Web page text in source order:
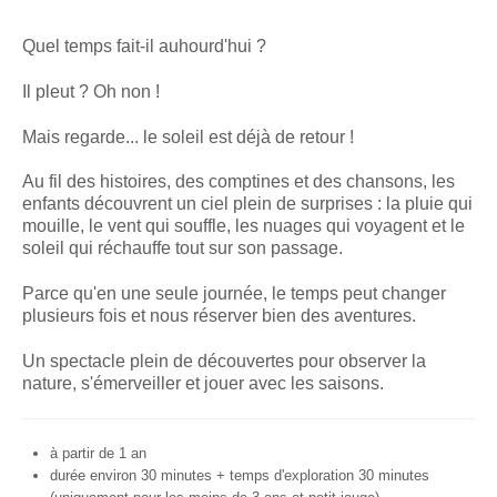
Spectacles pour l'hiver ou Noël
Père Noël, es-tu prêt ?
En attendant Noël...
C'est encore loin Noël ?
Petites histoires pour se réchauffer
Paniers à histoires
Panier d'histoires sonores
Panier des p'tites bêtes de la nature
Quel temps fait-il auhourd'hui ?
Il pleut ? Oh non !
Mais regarde... le soleil est déjà de retour !
Au fil des histoires, des comptines et des chansons, les
enfants découvrent un ciel plein de surprises : la pluie qui
mouille, le vent qui souffle, les nuages qui voyagent et le
soleil qui réchauffe tout sur son passage.
Parce qu'en une seule journée, le temps peut changer
plusieurs fois et nous réserver bien des aventures.
Un spectacle plein de découvertes pour observer la
nature, s'émerveiller et jouer avec les saisons.
à partir de 1 an
durée environ 30 minutes + temps d'exploration 30 minutes